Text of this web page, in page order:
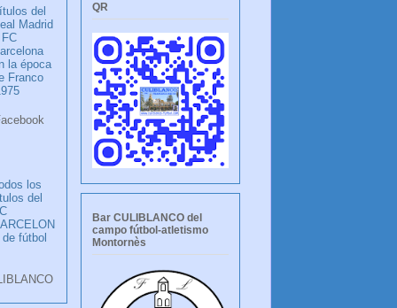
del
Madrid
la época
Franco
los
del
de fútbol
QR
Bar CULIBLANCO del
campo fútbol-atletismo
Montornès